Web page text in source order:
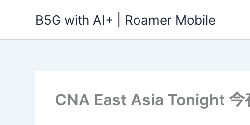
B5G with AI+ | Roamer Mobile
CNA East Asia Tonight